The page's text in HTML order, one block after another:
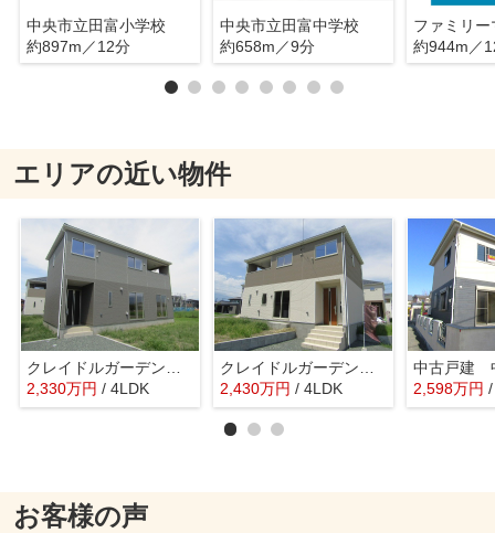
中央市立田富小学校
約897m／12分
中央市立田富中学校
約658m／9分
約944m／
エリアの近い物件
2,330万円 / 4LDK
2,430万円 / 4LDK
中古戸建
2,598万円
お客様の声